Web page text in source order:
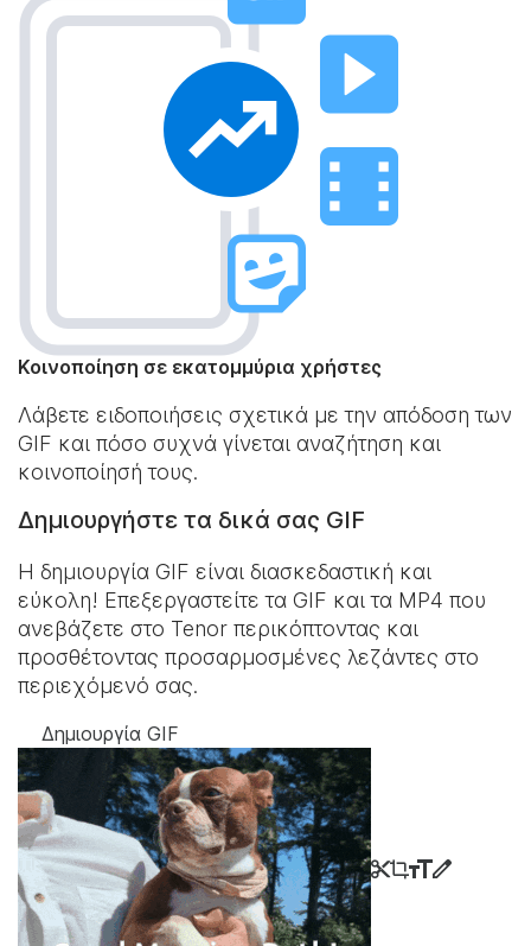
Κοινοποίηση σε εκατομμύρια χρήστες
Λάβετε ειδοποιήσεις σχετικά με την απόδοση των
GIF και πόσο συχνά γίνεται αναζήτηση και
κοινοποίησή τους.
Δημιουργήστε τα δικά σας GIF
Η δημιουργία GIF είναι διασκεδαστική και
εύκολη! Επεξεργαστείτε τα GIF και τα MP4 που
ανεβάζετε στο Tenor περικόπτοντας και
προσθέτοντας προσαρμοσμένες λεζάντες στο
περιεχόμενό σας.
Δημιουργία GIF